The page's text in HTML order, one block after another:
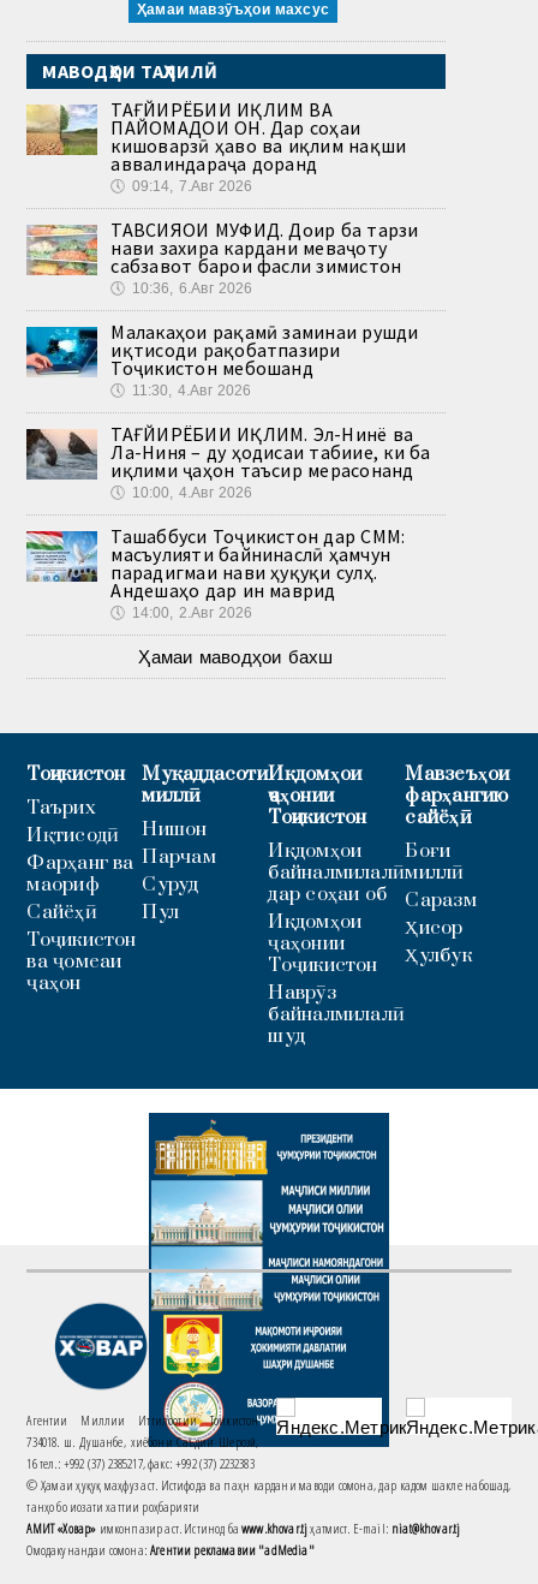
Ҳамаи мавзӯъҳои махсус
МАВОДҲОИ ТАҲЛИЛӢ
ТАҒЙИРЁБИИ ИҚЛИМ ВА
ПАЙОМАДҲОИ ОН. Дар соҳаи
кишоварзӣ ҳаво ва иқлим нақши
аввалиндараҷа доранд
🕔 09:14, 7.Авг 2026
ТАВСИЯҲОИ МУФИД. Доир ба тарзи
нави захира кардани меваҷоту
сабзавот барои фасли зимистон
🕔 10:36, 6.Авг 2026
Малакаҳои рақамӣ заминаи рушди
иқтисоди рақобатпазири
Тоҷикистон мебошанд
🕔 11:30, 4.Авг 2026
ТАҒЙИРЁБИИ ИҚЛИМ. Эл-Нинё ва
Ла-Ниня – ду ҳодисаи табиие, ки ба
иқлими ҷаҳон таъсир мерасонанд
🕔 10:00, 4.Авг 2026
Ташаббуси Тоҷикистон дар СММ:
масъулияти байнинаслӣ ҳамчун
парадигмаи нави ҳуқуқи сулҳ.
Андешаҳо дар ин маврид
🕔 14:00, 2.Авг 2026
Ҳамаи маводҳои бахш
Тоҷикистон
Таърих
Иқтисодӣ
Фарҳанг ва
маориф
Сайёҳӣ
Тоҷикистон
ва ҷомеаи
ҷаҳон
Муқаддасоти
миллӣ
Нишон
Парчам
Суруд
Пул
Иқдомҳои
ҷаҳонии
Тоҷикистон
Иқдомҳои
байналмилалӣ
дар соҳаи об
Иқдомҳои
ҷаҳонии
Тоҷикистон
Наврӯз
байналмилалӣ
шуд
Мавзеъҳои
фарҳангию
сайёҳӣ
Боғи
миллӣ
Саразм
Ҳисор
Ҳулбук
Агентии Миллии Иттилоотии Тоҷикистон
734018. ш. Душанбе, хиёбони Саъдии Шерозӣ,
16 тел.: +992 (37) 2385217, факс: +992 (37) 2232383
© Ҳамаи ҳуқуқ маҳфуз аст. Истифода ва паҳн кардани маводи сомона, дар кадом шакле набошад,
танҳо бо иҷозати хаттии роҳбарияти
АМИТ «Ховар» имконпазир аст. Истинод баwww.khovar.tjҳатмист. E-mail: niat@khovar.tj
Омодакунандаи сомона:Агентии рекламавии "adMedia"